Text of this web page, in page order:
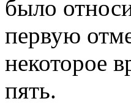
было
первую
некоторое
пять.